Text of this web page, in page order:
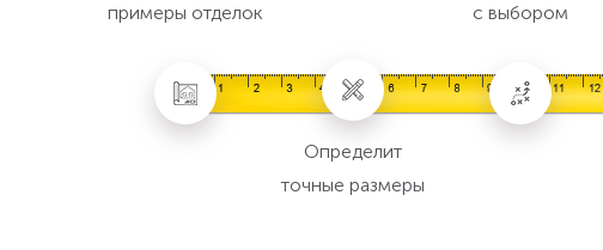
примеры отделок
Определит
точные размеры
с выбором